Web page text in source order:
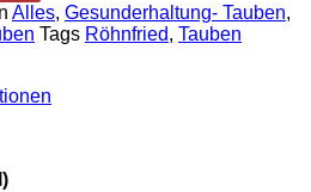
Alles, Gesunderhaltung- Tauben,
Tags Röhnfried, Tauben